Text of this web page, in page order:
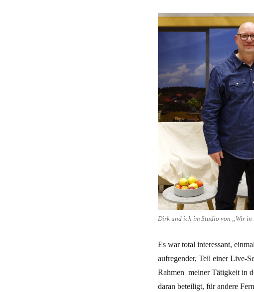
Dirk und ich im Studio von „Wir
Es war total interessant,
aufregender, Teil einer Live-
Rahmen meiner Tätigkeit in
daran beteiligt, für andere